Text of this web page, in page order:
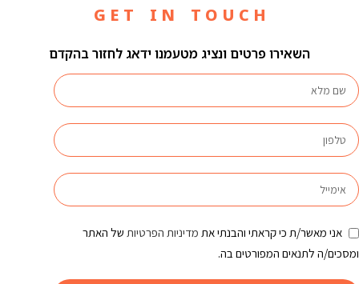
G E T I N T O U C H
השאירו פרטים ונציג מטעמנו ידאג לחזור בהקדם
אני מאשר/ת כי קראתי והבנתי את מדיניות הפרטיות של האתר
ומסכים/ה לתנאים המפורטים בה.